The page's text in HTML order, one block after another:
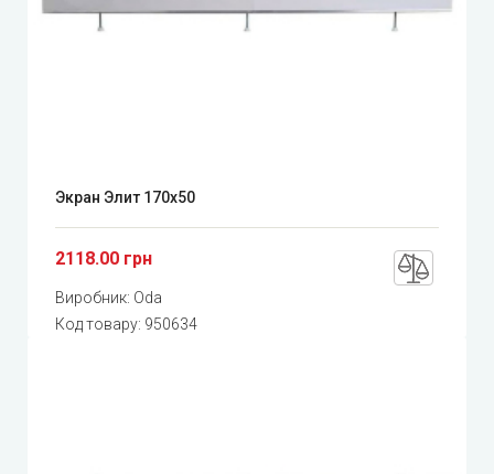
Экран Элит 170x50
2118.00 грн
Виробник: Oda
Код товару: 950634